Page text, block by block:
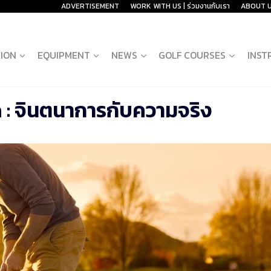
ADVERTISEMENT WORK WITH US | ร่วมงานกับเรา ABOUT
EQUIPMENT NEWS GOLF COURSES
จินตนาการกับความจริง